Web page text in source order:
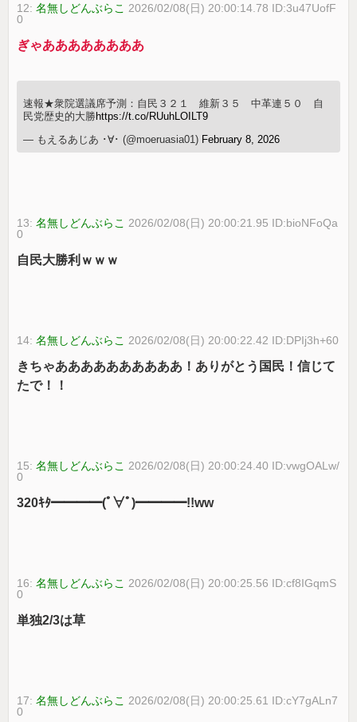
12:名無しどんぶらこ 2026/02/08(日) 20:00:14.78 ID:3u47UofF
0
ぎゃああああああああ
速報★衆院選議席予測：自民３２１ 維新３５ 中革連５０ 自
民党歴史的大勝https://t.co/RUuhLOILT9
— もえるあじあ ･∀･ (@moeruasia01) February 8, 2026
13:名無しどんぶらこ 2026/02/08(日) 20:00:21.95 ID:bioNFoQa
0
自民大勝利ｗｗｗ
14:名無しどんぶらこ 2026/02/08(日) 20:00:22.42 ID:DPIj3h+60
きちゃああああああああああ！ありがとう国民！信じて
たで！！
15:名無しどんぶらこ 2026/02/08(日) 20:00:24.40 ID:vwgOALw/
0
320ｷﾀ━━━━(ﾟ∀ﾟ)━━━━!!ww
16:名無しどんぶらこ 2026/02/08(日) 20:00:25.56 ID:cf8IGqmS
0
単独2/3は草
17:名無しどんぶらこ 2026/02/08(日) 20:00:25.61 ID:cY7gALn7
0